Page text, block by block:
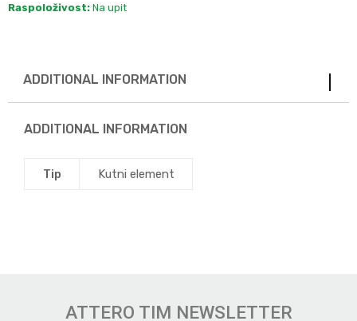
Raspoloživost: Na upit
ADDITIONAL INFORMATION
ADDITIONAL INFORMATION
Tip Kutni element
ATTERO TIM NEWSLETTER